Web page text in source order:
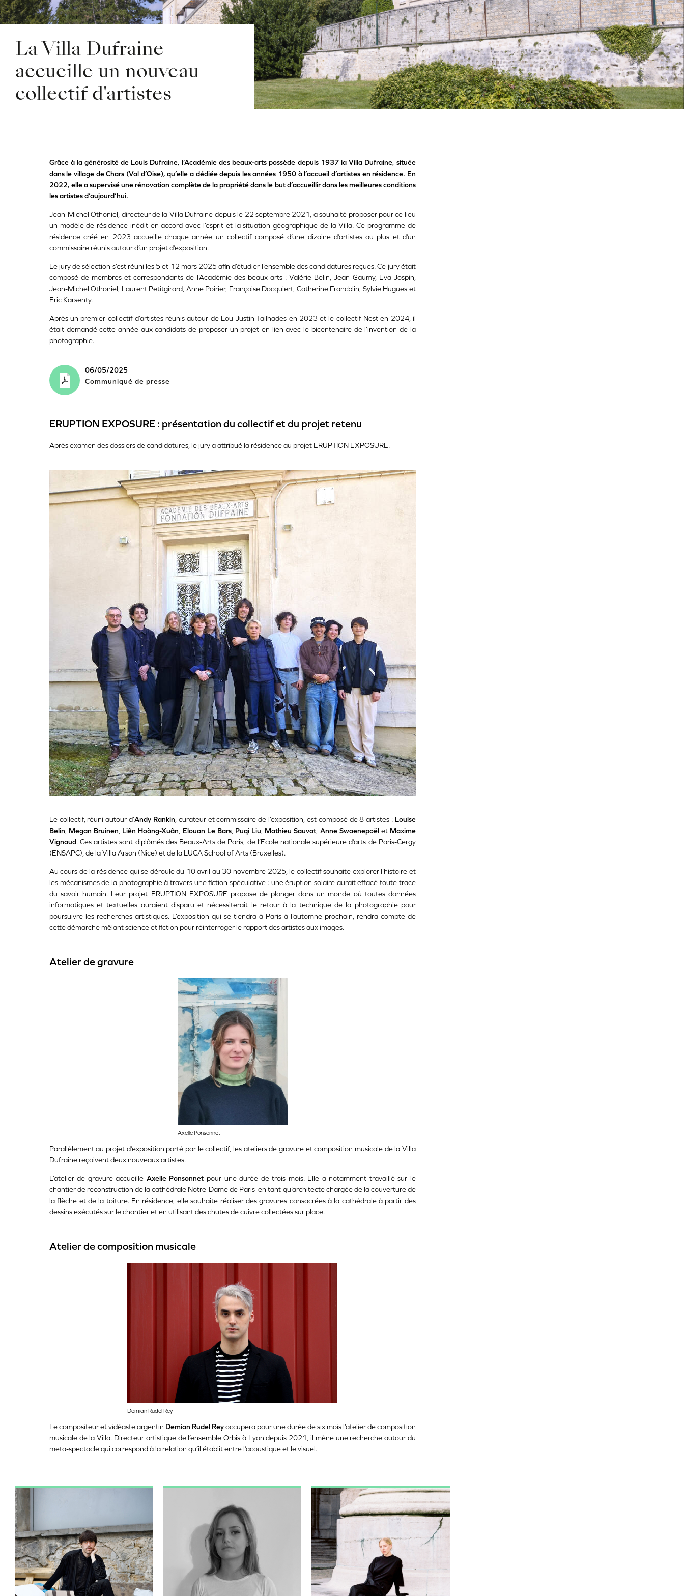
La Villa Dufraine
accueille un nouveau
collectif d'artistes
Grâce à la générosité de Louis Dufraine, l’Académie des beaux-arts possède depuis 1937 la Villa Dufraine, située
dans le village de Chars (Val d’Oise), qu’elle a dédiée depuis les années 1950 à l’accueil d’artistes en résidence. En
2022, elle a supervisé une rénovation complète de la propriété dans le but d’accueillir dans les meilleures conditions
les artistes d’aujourd’hui.
Jean-Michel Othoniel, directeur de la Villa Dufraine depuis le 22 septembre 2021, a souhaité proposer pour ce lieu
un modèle de résidence inédit en accord avec l’esprit et la situation géographique de la Villa. Ce programme de
résidence créé en 2023 accueille chaque année un collectif composé d’une dizaine d’artistes au plus et d’un
commissaire réunis autour d’un projet d’exposition.
Le jury de sélection s’est réuni les 5 et 12 mars 2025 afin d’étudier l’ensemble des candidatures reçues. Ce jury était
composé de membres et correspondants de l’Académie des beaux-arts : Valérie Belin, Jean Gaumy, Eva Jospin,
Jean-Michel Othoniel, Laurent Petitgirard, Anne Poirier, Françoise Docquiert, Catherine Francblin, Sylvie Hugues et
Eric Karsenty.
Après un premier collectif d’artistes réunis autour de Lou-Justin Tailhades en 2023 et le collectif Nest en 2024, il
était demandé cette année aux candidats de proposer un projet en lien avec le bicentenaire de l’invention de la
photographie.
06/05/2025
Communiqué de presse
ERUPTION EXPOSURE : présentation du collectif et du projet retenu
Après examen des dossiers de candidatures, le jury a attribué la résidence au projet ERUPTION EXPOSURE.
Le collectif, réuni autour d’Andy Rankin, curateur et commissaire de l’exposition, est composé de 8 artistes : Louise
Belin, Megan Bruinen, Liên Hoàng-Xuân, Elouan Le Bars, Puqi Liu, Mathieu Sauvat, Anne Swaenepoël et Maxime
Vignaud. Ces artistes sont diplômés des Beaux-Arts de Paris, de l’Ecole nationale supérieure d’arts de Paris-Cergy
(ENSAPC), de la Villa Arson (Nice) et de la LUCA School of Arts (Bruxelles).
Au cours de la résidence qui se déroule du 10 avril au 30 novembre 2025, le collectif souhaite explorer l’histoire et
les mécanismes de la photographie à travers une fiction spéculative : une éruption solaire aurait effacé toute trace
du savoir humain. Leur projet ERUPTION EXPOSURE propose de plonger dans un monde où toutes données
informatiques et textuelles auraient disparu et nécessiterait le retour à la technique de la photographie pour
poursuivre les recherches artistiques. L’exposition qui se tiendra à Paris à l’automne prochain, rendra compte de
cette démarche mêlant science et fiction pour réinterroger le rapport des artistes aux images.
Atelier de gravure
Axelle Ponsonnet
Parallèlement au projet d’exposition porté par le collectif, les ateliers de gravure et composition musicale de la Villa
Dufraine reçoivent deux nouveaux artistes.
L’atelier de gravure accueille Axelle Ponsonnet pour une durée de trois mois. Elle a notamment travaillé sur le
chantier de reconstruction de la cathédrale Notre-Dame de Paris en tant qu’architecte chargée de la couverture de
la flèche et de la toiture. En résidence, elle souhaite réaliser des gravures consacrées à la cathédrale à partir des
dessins exécutés sur le chantier et en utilisant des chutes de cuivre collectées sur place.
Atelier de composition musicale
Demian Rudel Rey
Le compositeur et vidéaste argentin Demian Rudel Reyoccupera pour une durée de six mois l’atelier de composition
musicale de la Villa. Directeur artistique de l’ensemble Orbis à Lyon depuis 2021, il mène une recherche autour du
meta-spectacle qui correspond à la relation qu’il établit entre l’acoustique et le visuel.
Image Image Image